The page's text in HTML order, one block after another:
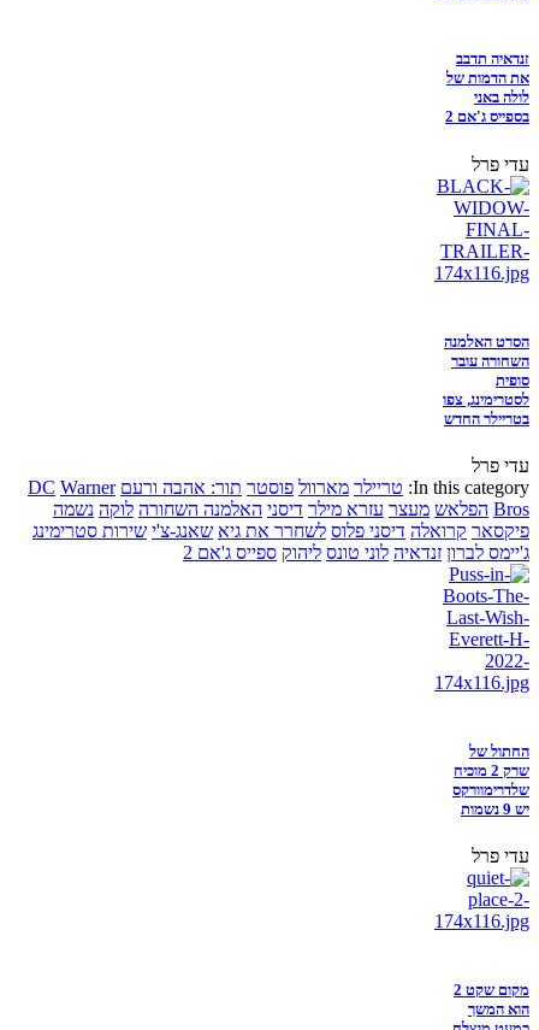
זנדאיה תדבב
את הדמות של
לולה באני
בספייס ג'אם 2
עדי פרל
הסרט האלמנה
השחורה עובר
סופית
לסטרימינג, צפו
בטריילר החדש
עדי פרל
In this category: טריילר מארוול פוסטר תור: אהבה ורעם DC Warner
Bros הפלאש מעצר עזרא מילר דיסני האלמנה השחורה לוקה נשמה
פיקסאר קרואלה דיסני פלוס לשחרר את גיא שאנג-צ'י שירות סטרימינג
ג'יימס לברון זנדאיה לוני טונס ליהוק ספייס ג'אם 2
החתול של
שרק 2 מוכיח
שלדרימוורקס
יש 9 נשמות
עדי פרל
מקום שקט 2
הוא המשך